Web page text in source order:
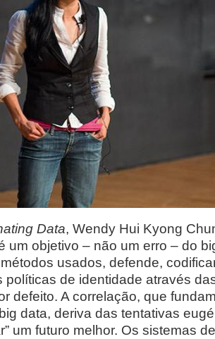
Data, Wendy Hui Kyong
um objetivo – não um erro – do
usados, defende,
políticas de identidade através
defeito. A correlação, que
data, deriva das tentativas
um futuro melhor. Os sistemas